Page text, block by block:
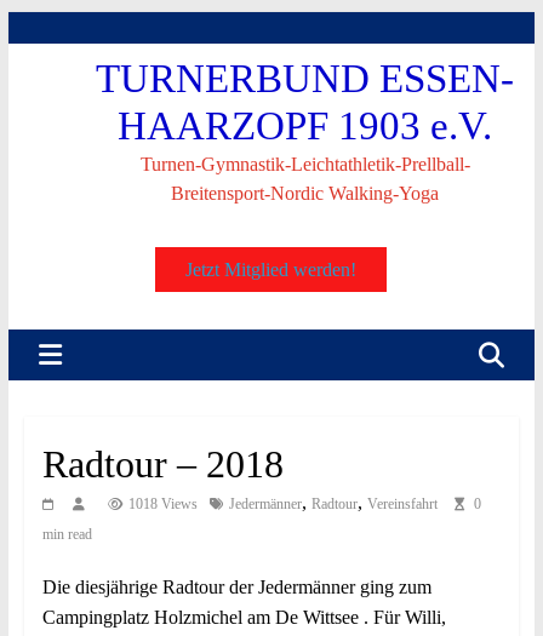
TURNERBUND ESSEN-
HAARZOPF 1903 e.V.
Turnen-Gymnastik-Leichtathletik-Prellball-
Breitensport-Nordic Walking-Yoga
Jetzt Mitglied werden!
Radtour – 2018
1018 Views Jedermänner, Radtour, Vereinsfahrt
0
min read
Die diesjährige Radtour der Jedermänner ging zum
Campingplatz Holzmichel am De Wittsee . Für Willi,